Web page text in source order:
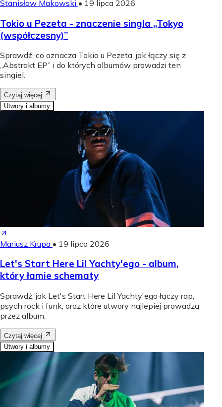
Stanisław Makowski • 19 lipca 2026
Tokio u Pezeta - znaczenie singla „Tokyo
(współczesny)”
Sprawdź, co oznacza Tokio u Pezeta, jak łączy się z
„Abstrakt EP” i do których albumów prowadzi ten
singiel.
Czytaj więcej
Utwory i albumy
Mariusz Krupa • 19 lipca 2026
Let's Start Here Lil Yachty'ego - album,
który łamie schematy
Sprawdź, jak Let's Start Here Lil Yachty'ego łączy rap,
psych rock i funk, oraz które utwory najlepiej prowadzą
przez album.
Czytaj więcej
Utwory i albumy